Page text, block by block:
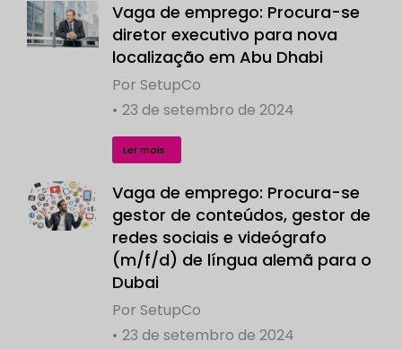
Vaga de emprego: Procura-se
diretor executivo para nova
localização em Abu Dhabi
Por SetupCo
23 de setembro de 2024
Ler mais
Vaga de emprego: Procura-se
gestor de conteúdos, gestor de
redes sociais e videógrafo
(m/f/d) de língua alemã para o
Dubai
Por SetupCo
23 de setembro de 2024